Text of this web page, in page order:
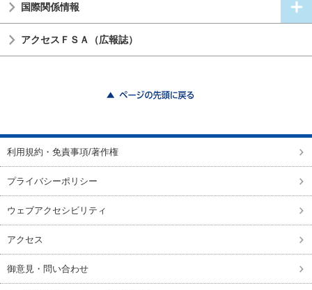
国際関係情報
アクセスＦＳＡ（広報誌）
利用規約・免責事項/著作権
プライバシーポリシー
ウェブアクセシビリティ
アクセス
御意見・問い合わせ